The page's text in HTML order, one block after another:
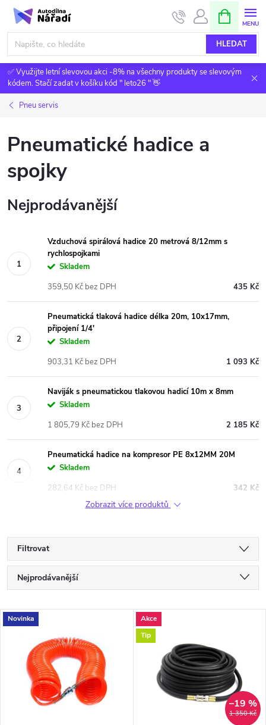
Přejít
obsah
HLEDAT
NÁKUPNÍ
KOŠÍK
✅ Využijte letní slevovou akci -8% na všechny produkty se slevovým
kódem. Stačí zadat v košíku kód " leto26 " 👋
Pneu servis
Pneumatické hadice a
spojky
Nejprodávanější
Vzduchová spirálová hadice 20 metrová 8/12mm s
rychlospojkami
Skladem
435 Kč
359,50 Kč bez DPH
Pneumatická tlaková hadice délka 20m, 10x17mm,
připojení 1/4'
Skladem
1 093 Kč
903,31 Kč bez DPH
Naviják s pneumatickou tlakovou hadicí 10m x 8mm
Skladem
2 185 Kč
1 805,79 Kč bez DPH
Pneumatická hadice na kompresor PE 8x12MM 20M
Skladem
342 Kč
282,64 Kč bez DPH
Zobrazit více produktů
Filtrovat
Ř
a
Nejprodávanější
Nejdražší
Abecedně
V
Novinka
Akce
Tip
1 350 Kč
–19 %